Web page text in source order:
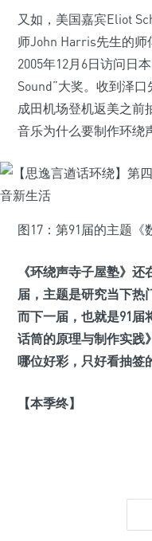
又如，美国嘉宾Eliot
师John Harris先生的
2005年12月6日访问日
Sound”大奖。收到泽
成田机场登机返美之前
音乐为什么要制作环绕
图17：第91届的主题
《环绕声寺子屋塾》
届，主题是研究当下热
而下一届，也就是91届
话筒的原理与制作实践
哪位好彩，只好看抽签
【本季终】